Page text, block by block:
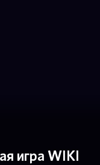
игра WIKI